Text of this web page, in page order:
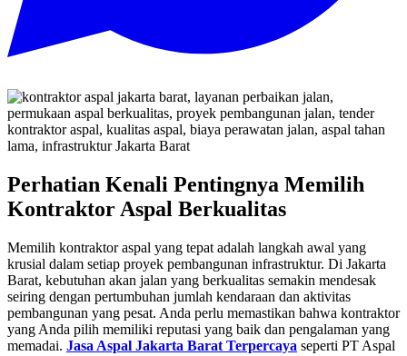
Perhatian Kenali Pentingnya Memilih
Kontraktor Aspal Berkualitas
Memilih kontraktor aspal yang tepat adalah langkah awal yang
krusial dalam setiap proyek pembangunan infrastruktur. Di Jakarta
Barat, kebutuhan akan jalan yang berkualitas semakin mendesak
seiring dengan pertumbuhan jumlah kendaraan dan aktivitas
pembangunan yang pesat. Anda perlu memastikan bahwa kontraktor
yang Anda pilih memiliki reputasi yang baik dan pengalaman yang
memadai. Jasa Aspal Jakarta Barat Terpercaya seperti PT Aspal